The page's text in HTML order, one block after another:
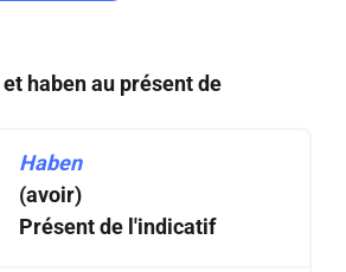
et habenau présent de
Haben
(avoir)
Présent de l'indicatif